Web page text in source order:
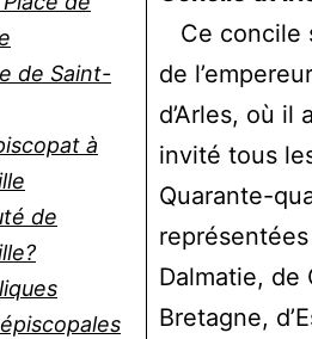
de Saint-
à
de
Ce concile
de
d’Arles, où il
invité tous
Quarante-
Dalmatie, de
Bretagne,